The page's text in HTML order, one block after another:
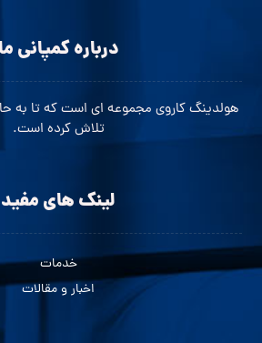
درباره کمپانی ما
هولدینگ کاروی مجموعه ای است که تا به
تلاش کرده است.
لینک های مفید
خدمات
اخبار و مقالات